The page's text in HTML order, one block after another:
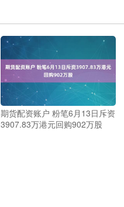
期货配资账户 粉笔6月13日斥资
3907.83万港元回购902万股